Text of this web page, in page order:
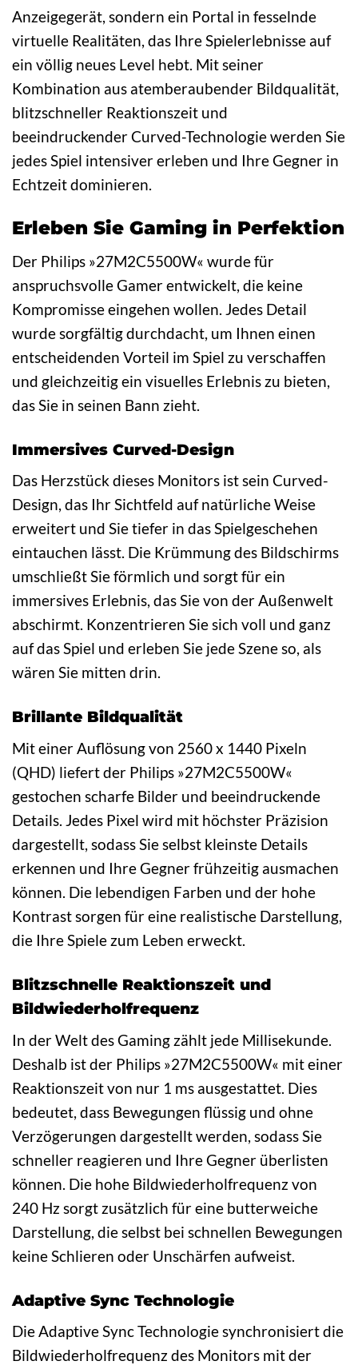
Anzeigegerät, sondern ein Portal in fesselnde
virtuelle Realitäten, das Ihre Spielerlebnisse auf
ein völlig neues Level hebt. Mit seiner
Kombination aus atemberaubender Bildqualität,
blitzschneller Reaktionszeit und
beeindruckender Curved-Technologie werden Sie
jedes Spiel intensiver erleben und Ihre Gegner in
Echtzeit dominieren.
Erleben Sie Gaming in Perfektion
Der Philips »27M2C5500W« wurde für
anspruchsvolle Gamer entwickelt, die keine
Kompromisse eingehen wollen. Jedes Detail
wurde sorgfältig durchdacht, um Ihnen einen
entscheidenden Vorteil im Spiel zu verschaffen
und gleichzeitig ein visuelles Erlebnis zu bieten,
das Sie in seinen Bann zieht.
Immersives Curved-Design
Das Herzstück dieses Monitors ist sein Curved-
Design, das Ihr Sichtfeld auf natürliche Weise
erweitert und Sie tiefer in das Spielgeschehen
eintauchen lässt. Die Krümmung des Bildschirms
umschließt Sie förmlich und sorgt für ein
immersives Erlebnis, das Sie von der Außenwelt
abschirmt. Konzentrieren Sie sich voll und ganz
auf das Spiel und erleben Sie jede Szene so, als
wären Sie mitten drin.
Brillante Bildqualität
Mit einer Auflösung von 2560 x 1440 Pixeln
(QHD) liefert der Philips »27M2C5500W«
gestochen scharfe Bilder und beeindruckende
Details. Jedes Pixel wird mit höchster Präzision
dargestellt, sodass Sie selbst kleinste Details
erkennen und Ihre Gegner frühzeitig ausmachen
können. Die lebendigen Farben und der hohe
Kontrast sorgen für eine realistische Darstellung,
die Ihre Spiele zum Leben erweckt.
Blitzschnelle Reaktionszeit und
Bildwiederholfrequenz
In der Welt des Gaming zählt jede Millisekunde.
Deshalb ist der Philips »27M2C5500W« mit einer
Reaktionszeit von nur 1 ms ausgestattet. Dies
bedeutet, dass Bewegungen flüssig und ohne
Verzögerungen dargestellt werden, sodass Sie
schneller reagieren und Ihre Gegner überlisten
können. Die hohe Bildwiederholfrequenz von
240 Hz sorgt zusätzlich für eine butterweiche
Darstellung, die selbst bei schnellen Bewegungen
keine Schlieren oder Unschärfen aufweist.
Adaptive Sync Technologie
Die Adaptive Sync Technologie synchronisiert die
Bildwiederholfrequenz des Monitors mit der